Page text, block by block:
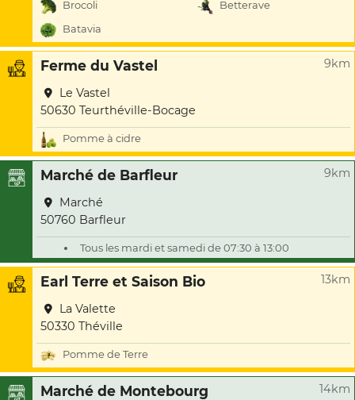
Brocoli
Betterave
Batavia
Ferme du Vastel 9km
Le Vastel
50630 Teurthéville-Bocage
Pomme à cidre
Marché de Barfleur 9km
Marché
50760 Barfleur
Tous les mardi et samedi de 07:30 à 13:00
Earl Terre et Saison Bio 13km
La Valette
50330 Théville
Pomme de Terre
Marché de Montebourg 14km